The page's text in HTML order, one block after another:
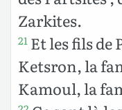
Zarkites.
21 Et les fils de
Ketsron, la
Kamoul, la